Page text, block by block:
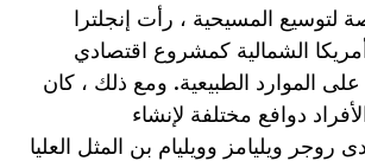
لتوسيع المسيحية ، رأت إنجلترا
الشمالية كمشروع اقتصادي
الموارد الطبيعية. ومع ذلك ، كان
دوافع مختلفة لإنشاء
روجر ويليامز وويليام بن المثل العليا